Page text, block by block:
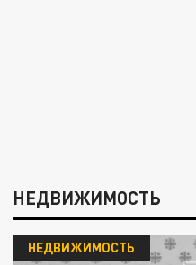
НЕДВИЖИМОСТЬ
НЕДВИЖИМОСТЬ